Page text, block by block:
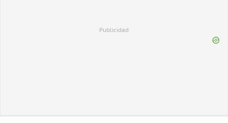
Publicidad